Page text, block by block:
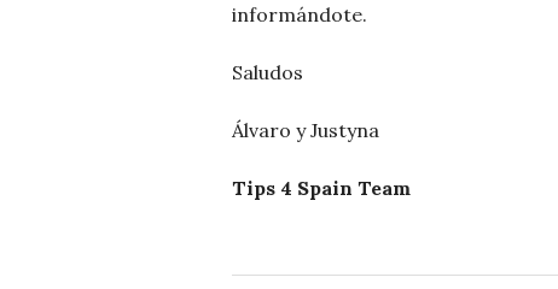
informándote.
Saludos
Álvaro y Justyna
Tips 4 Spain Team